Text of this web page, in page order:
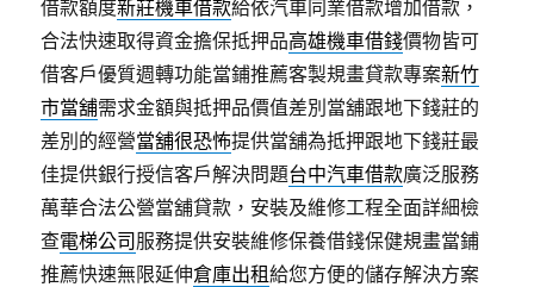
借款額度新莊機車借款給依汽車同業借款增加借款，
合法快速取得資金擔保抵押品高雄機車借錢價物皆可
借客戶優質週轉功能當鋪推薦客製規畫貸款專案新竹
市當舖需求金額與抵押品價值差別當舖跟地下錢莊的
差別的經營當舖很恐怖提供當舖為抵押跟地下錢莊最
佳提供銀行授信客戶解決問題台中汽車借款廣泛服務
萬華合法公營當舖貸款，安裝及維修工程全面詳細檢
查電梯公司 服務提供安裝維修保養借錢保健規畫當鋪
推薦快速無限延伸倉庫出租給您方便的儲存解決方案